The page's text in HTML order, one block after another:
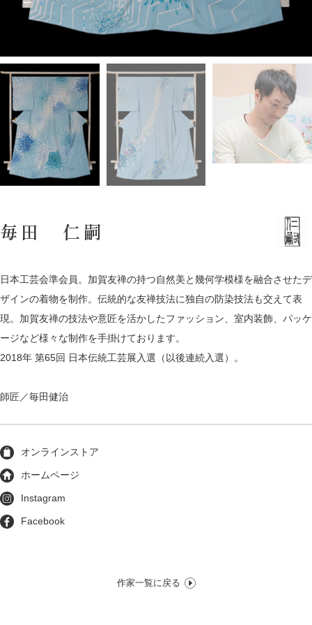
毎田 仁嗣
日本工芸会準会員。加賀友禅の持つ自然美と幾何学模様を融合させたデ
ザインの着物を制作。伝統的な友禅技法に独自の防染技法も交えて表
現。加賀友禅の技法や意匠を活かしたファッション、室内装飾、パッケ
ージなど様々な制作を手掛けております。
2018年 第65回 日本伝統工芸展入選（以後連続入選）。
師匠／毎田健治
オンラインストア
ホームページ
Instagram
Facebook
作家一覧に戻る